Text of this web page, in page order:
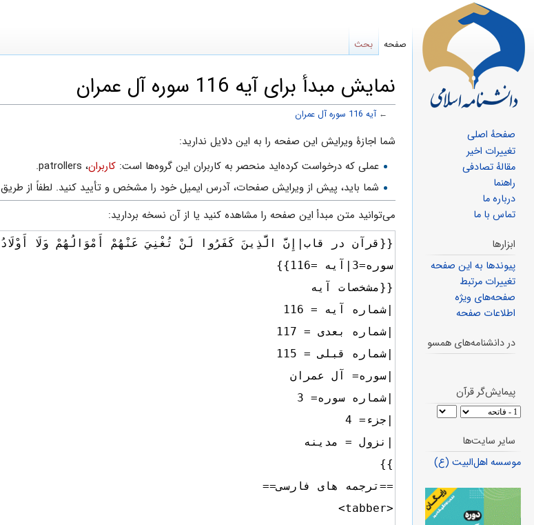
نمایش مبدأ برای آیه 116 سوره آل عمران
←آیه 116 سوره آل عمران
پرش
ناوبری
پرش
جستجو
شما اجازهٔ ویرایش این صفحه را به این دلایل ندارید:
عملی که درخواست کرده‌اید منحصر به کاربران این گروه‌ها است: کاربران، patrollers.
شما باید، پیش از ویرایش صفحات، آدرس ایمیل خود را مشخص و تأیید کنید. لطفاً از طریق
می‌توانید متن مبدأ این صفحه را مشاهده کنید یا از آن نسخه بردارید:
صفحه بحث
صفحهٔ اصلی
تغییرات اخیر
مقالهٔ تصادفی
راهنما
درباره ما
تماس با ما
ابزارها
پیوندها به این صفحه
تغییرات مرتبط
صفحه‌های ویژه
اطلاعات صفحه
در دانشنامه‌های همسو
پیمایش‌گر قرآن
سایر سایت‌ها
موسسه اهل‌البیت (ع)